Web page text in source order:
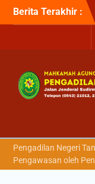
Berita Terakhir :
Pengadilan Negeri
Pengawasan oleh